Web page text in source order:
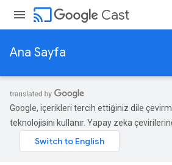
cast Cast
Ana Sayfa
Google, içerikleri tercih ettiğiniz dile
teknolojisini kullanır. Yapay zeka